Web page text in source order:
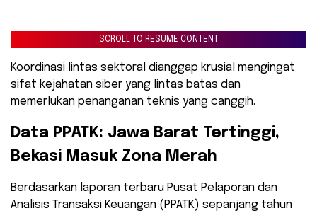
SCROLL TO RESUME CONTENT
Koordinasi lintas sektoral dianggap krusial mengingat
sifat kejahatan siber yang lintas batas dan
memerlukan penanganan teknis yang canggih.
​Data PPATK: Jawa Barat Tertinggi,
Bekasi Masuk Zona Merah
​Berdasarkan laporan terbaru Pusat Pelaporan dan
Analisis Transaksi Keuangan (PPATK) sepanjang tahun